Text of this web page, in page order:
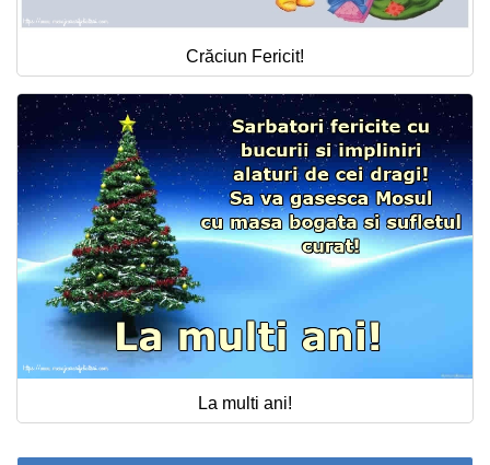
Crăciun Fericit!
La multi ani!